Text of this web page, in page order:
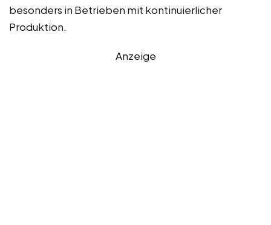
besonders in Betrieben mit kontinuierlicher
Produktion.
Anzeige